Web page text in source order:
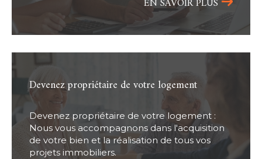
EN SAVOIR PLUS
devenez propriétaire de votre logement
Devenez propriétaire de votre logement :
Nous vous accompagnons dans l'acquisition
de votre bien et la réalisation de tous vos
projets immobiliers.